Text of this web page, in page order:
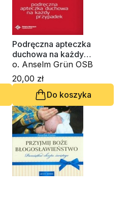
Podręczna apteczka
duchowa na każdy
przypadeko. Anselm Grün OSB
20,00 zł
Do koszyka